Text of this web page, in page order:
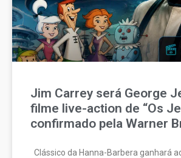
Jim Carrey será George
filme live-action de “Os
confirmado pela Warner
Clássico da Hanna-Barbera ganhará